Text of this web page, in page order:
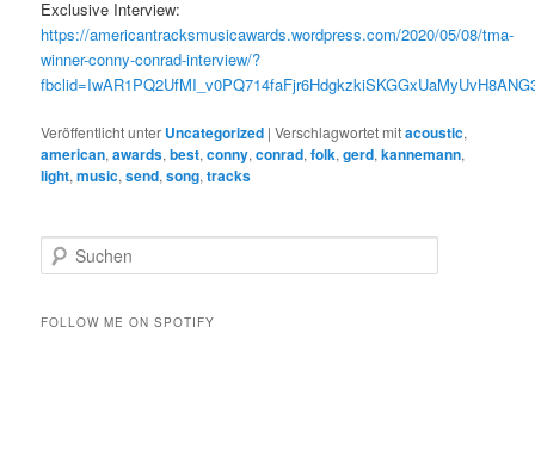
Exclusive Interview:
https://americantracksmusicawards.wordpress.com/2020/05/08/tma-
winner-conny-conrad-interview/?
Veröffentlicht unter Uncategorized |Verschlagwortet mitacoustic,
american,awards,best,conny,conrad,folk,gerd,kannemann,
light,music,send,song,tracks
u
h
FOLLOW ME ON SPOTIFY